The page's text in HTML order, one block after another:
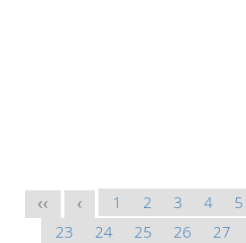
<< < 1 2 3 4 5
23
24 25 26 27